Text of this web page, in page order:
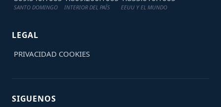
SANTO DOMINGO INTERIOR DEL PAÍS EEUU Y EL MUNDO
LEGAL
PRIVACIDAD COOKIES
SIGUENOS